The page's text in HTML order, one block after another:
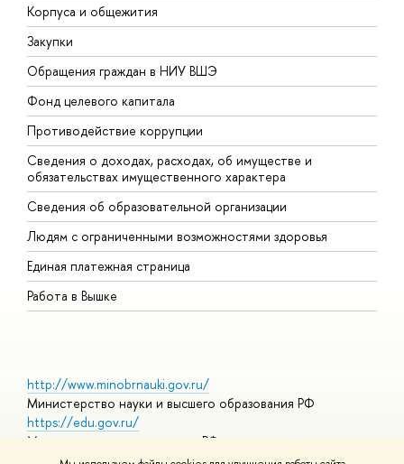
Корпуса и общежития
Закупки
Обращения граждан в НИУ ВШЭ
Фонд целевого капитала
Противодействие коррупции
Сведения о доходах, расходах, об имуществе и
обязательствах имущественного характера
Сведения об образовательной организации
Людям с ограниченными возможностями здоровья
Единая платежная страница
Работа в Вышке
http://www.minobrnauki.gov.ru/
Министерство науки и высшего образования РФ
https://edu.gov.ru/
Министерство просвещения РФ
https://elearning.hse.ru/mooc